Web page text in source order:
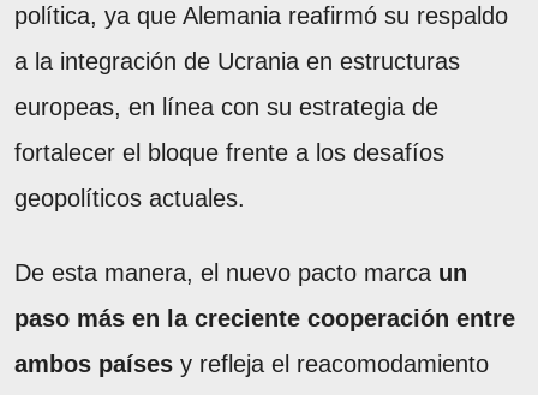
política, ya que Alemania reafirmó su respaldo
a la integración de Ucrania en estructuras
europeas, en línea con su estrategia de
fortalecer el bloque frente a los desafíos
geopolíticos actuales.
De esta manera, el nuevo pacto marca un
paso más en la creciente cooperación entre
ambos países y refleja el reacomodamiento